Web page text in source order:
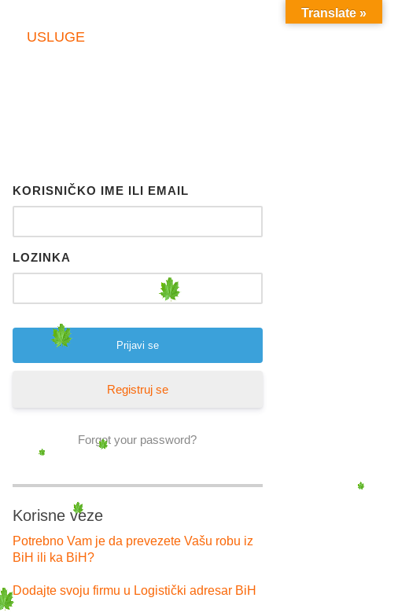
USLUGE
KORISNIČKO IME ILI EMAIL
LOZINKA
Registruj se
Forgot your password?
Korisne veze
Potrebno Vam je da prevezete Vašu robu iz
BiH ili ka BiH?
Dodajte svoju firmu u Logistički adresar BiH
Translate »